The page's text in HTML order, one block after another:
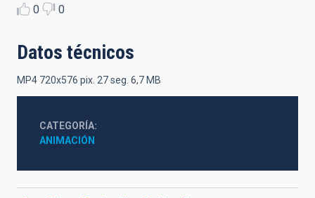
0 0
Datos técnicos
MP4 720x576 pix. 27 seg. 6,7 MB
CATEGORÍA
ANIMACIÓN